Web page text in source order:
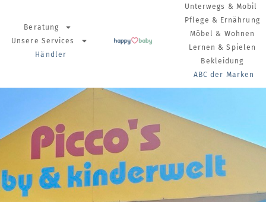
Beratung
Unsere Services
Händler
Unterwegs & Mobil
Pflege & Ernährung
Möbel & Wohnen
Lernen & Spielen
Bekleidung
ABC der Marken